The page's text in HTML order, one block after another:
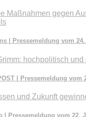
Maßnahmen gegen
| Pressemeldung vom
hochpolitisch und
| Pressemeldung vom
und Zukunft
| Pressemeldung vom 22.